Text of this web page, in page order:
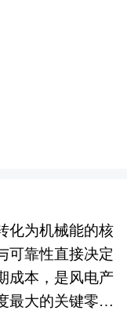
与人工智能、物
新，从单一产品
方案转型。 本
领衔撰写，在大
据了国家统计
家经济信息中
总署、全国商
础信息以及工
供的大量资料。
状况、发展现
，重点分析了国
如何面对行业的
（欣兴、华
术和市场份额优
深南电路等）在
力方面，国内企
部分企业实现
致性、可靠
，核心设备
自主化程度不
HDI最大应用市
块带动高多层
、雷达模组）成
算力芯片封装
统照明向高端显
升级，构建安
前，在“双
动下，LED产
品迭代，而是被
支撑数字经
析、产业发展
外开放程度的深
展的影响显著增
生了变化。因
变化态势，对产
化为机械能的核
可靠性直接决定
成本，是风电产
最大的关键零部